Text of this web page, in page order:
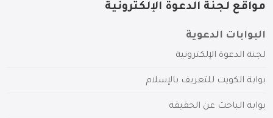
مواقع لجنة الدعوة الإلكترونية
البوابات الدعوية
لجنة الدعوة الإلكترونية
بوابة الكويت للتعريف بالإسلام
بوابة الباحث عن الحقيقة